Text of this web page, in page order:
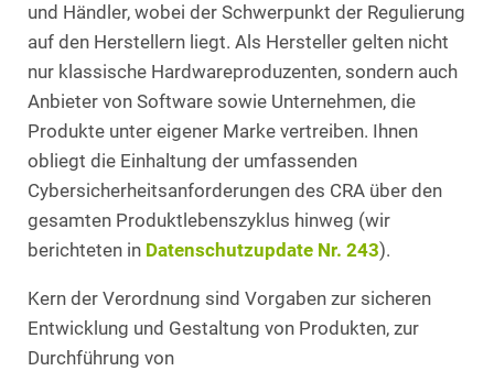
und Händler, wobei der Schwerpunkt der Regulierung
auf den Herstellern liegt. Als Hersteller gelten nicht
nur klassische Hardwareproduzenten, sondern auch
Anbieter von Software sowie Unternehmen, die
Produkte unter eigener Marke vertreiben. Ihnen
obliegt die Einhaltung der umfassenden
Cybersicherheitsanforderungen des CRA über den
gesamten Produktlebenszyklus hinweg (wir
berichteten in Datenschutzupdate Nr. 243).
Kern der Verordnung sind Vorgaben zur sicheren
Entwicklung und Gestaltung von Produkten, zur
Durchführung von